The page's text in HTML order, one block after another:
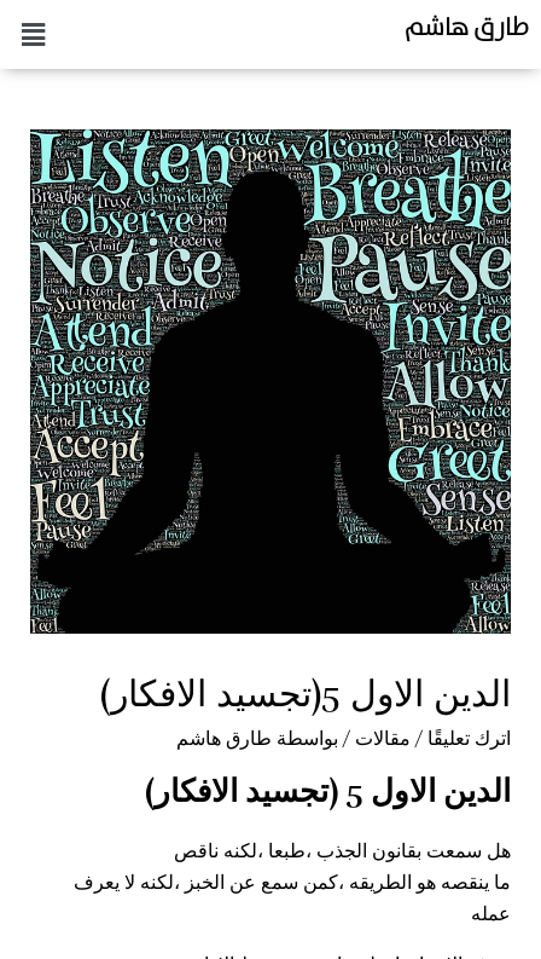
طارق هاشم
الدين الاول 5(تجسيد الافكار)
اترك تعليقًا / مقالات / بواسطة طارق هاشم
الدين الاول 5 (تجسيد الافكار)
هل سمعت بقانون الجذب ،طبعا ،لكنه ناقص
ما ينقصه هو الطريقه ،كمن سمع عن الخبز ،لكنه لا يعرف
عمله